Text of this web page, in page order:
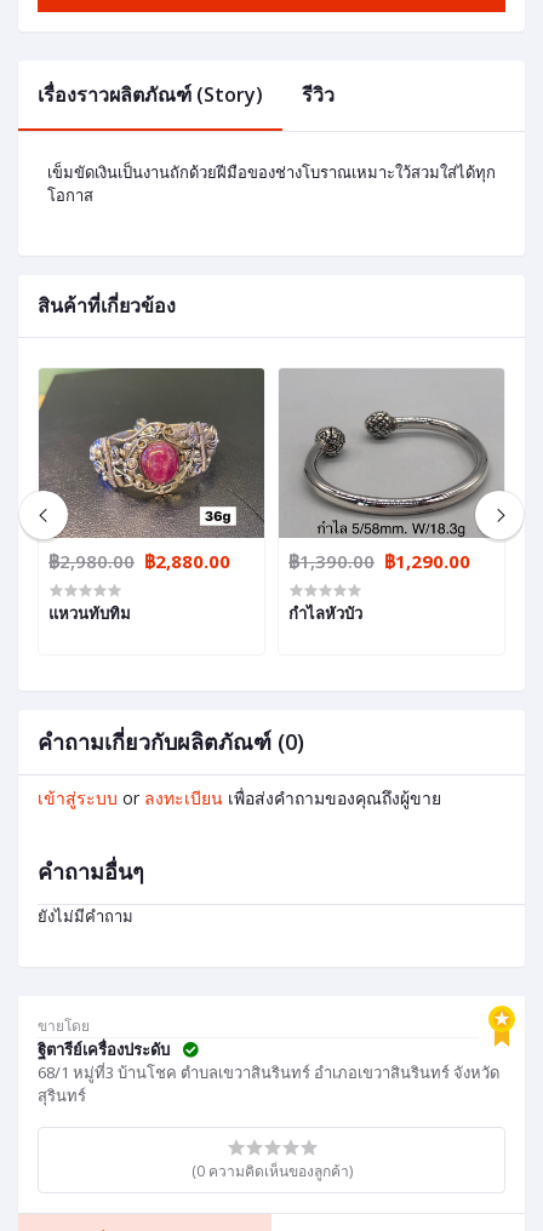
ขายโดย
ฐิตารีย์เครื่องประดับ
68/1 หมู่ที่3 บ้านโชค ตำบลเขวาสินรินทร์ อำเภอเขวาสินรินทร์ จังหวัด
สุรินทร์
(0 ความคิดเห็นของลูกค้า)
เรื่องราวผลิตภัณฑ์ (Story) รีวิว
เข็มขัดเงินเป็นงานถักด้วยฝีมือของช่างโบราณเหมาะใว้สวมใส่ได้ทุก
โอกาส
สินค้าที่เกี่ยวข้อง
฿2,980.00 ฿2,880.00
แหวนทับทิม
฿1,390.00 ฿1,290.00
กำไลหัวบัว
คำถามเกี่ยวกับผลิตภัณฑ์ (0)
เข้าสู่ระบบ or ลงทะเบียน เพื่อส่งคำถามของคุณถึงผู้ขาย
คำถามอื่นๆ
ยังไม่มีคำถาม